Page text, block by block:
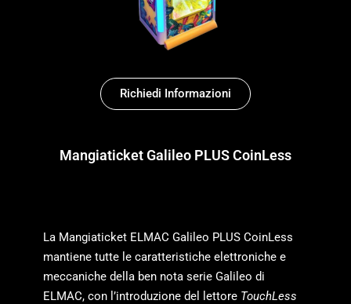
Richiedi Informazioni
Mangiaticket Galileo PLUS CoinLess
La Mangiaticket ELMAC Galileo PLUS CoinLess
mantiene tutte le caratteristiche elettroniche e
meccaniche della ben nota serie Galileo di
ELMAC, con l’introduzione del lettore TouchLess